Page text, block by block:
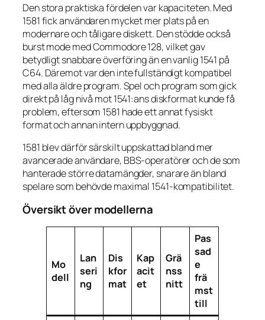
Den stora praktiska fördelen var kapaciteten. Med
1581 fick användaren mycket mer plats på en
modernare och tåligare diskett. Den stödde också
burst mode med Commodore 128, vilket gav
betydligt snabbare överföring än en vanlig 1541 på
C64. Däremot var den inte fullständigt kompatibel
med alla äldre program. Spel och program som gick
direkt på låg nivå mot 1541:ans diskformat kunde få
problem, eftersom 1581 hade ett annat fysiskt
format och annan intern uppbyggnad.
1581 blev därför särskilt uppskattad bland mer
avancerade användare, BBS-operatörer och de som
hanterade större datamängder, snarare än bland
spelare som behövde maximal 1541-kompatibilitet.
Översikt över modellerna
Mo
dell
Lan
seri
ng
Dis
kfor
mat
Kap
acit
et
Grä
nss
nitt
Pas
sad
e
frä
mst
till